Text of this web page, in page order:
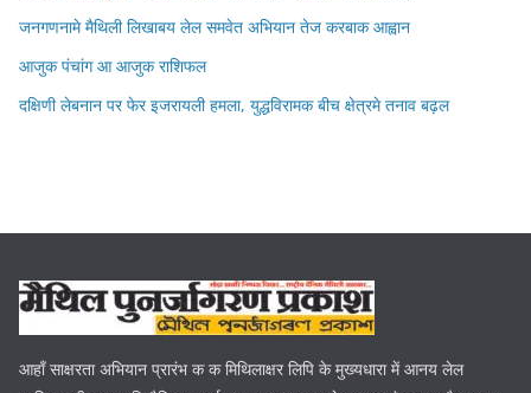
जनगणनामे मैथिली लिखाबय लेल समवेत अभियान तेज करबाक आह्वान
आजुक पंचांग आ आजुक राशिफल
दक्षिणी लेबनान पर फेर इजरायली हमला, युद्धविरामक बीच क्षेत्रमे तनाव बढ़ल
आहाँ साक्षरता अभियान प्रारंभ क क मिथिलाक्षर लिपि के मुख्यधारा में आनय लेल